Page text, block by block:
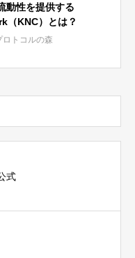
動性を提供する
（KNC）とは？
ロトコルの森
式